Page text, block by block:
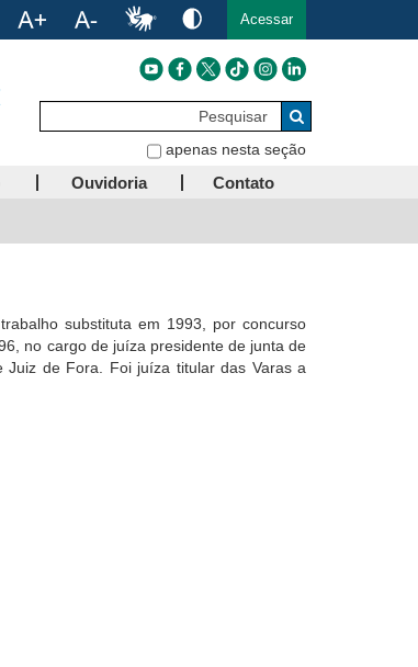
Acessar
Pesquisar
Buscar
apenas nesta seção
Ouvidoria Contato
substituta em 1993, por concurso
no cargo de juíza presidente de junta de
Juiz de Fora. Foi juíza titular das Varas a